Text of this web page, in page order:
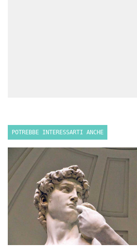
POTREBBE INTERESSARTI ANCHE